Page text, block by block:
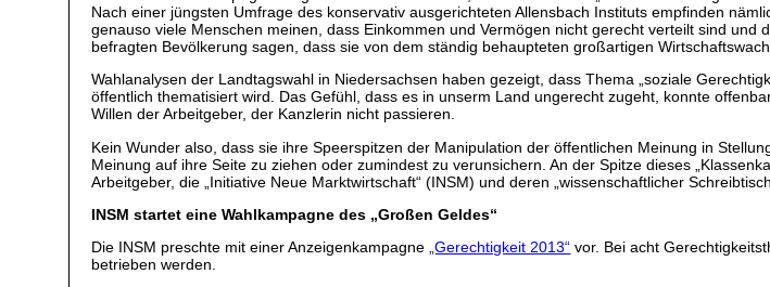
Nach einer jüngsten Umfrage des konservativ ausgerichteten Allensbach Instituts empfinden
genauso viele Menschen meinen, dass Einkommen und Vermögen nicht gerecht verteilt sind
befragten Bevölkerung sagen, dass sie von dem ständig behaupteten großartigen
Wahlanalysen der Landtagswahl in Niedersachsen haben gezeigt, dass Thema „soziale
öffentlich thematisiert wird. Das Gefühl, dass es in unserm Land ungerecht zugeht, konnte
Willen der Arbeitgeber, der Kanzlerin nicht passieren.
Kein Wunder also, dass sie ihre Speerspitzen der Manipulation der öffentlichen Meinung in
Meinung auf ihre Seite zu ziehen oder zumindest zu verunsichern. An der Spitze dieses
Arbeitgeber, die „Initiative Neue Marktwirtschaft“ (INSM) und deren „wissenschaftlicher
INSM startet eine Wahlkampagne des „Großen Geldes“
Die INSM preschte mit einer Anzeigenkampagne„Gerechtigkeit 2013“ vor. Bei acht
betrieben werden.